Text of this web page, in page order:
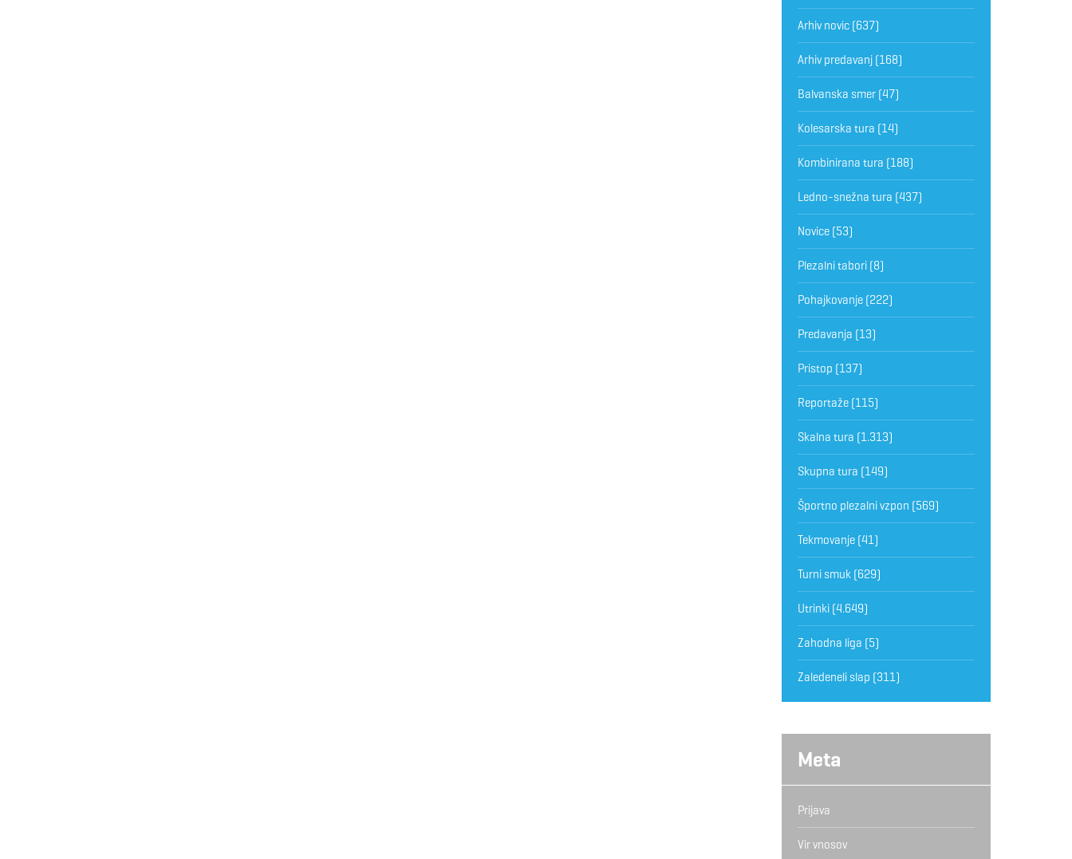
Arhiv novic(637)
Arhiv predavanj(168)
Balvanska smer(47)
Kolesarska tura (14)
Kombinirana tura (188)
Ledno-snežna tura (437)
Novice(53)
Plezalni tabori(8)
Pohajkovanje(222)
Predavanja (13)
Pristop (137)
Reportaže(115)
Skalna tura (1.313)
Skupna tura (149)
Športno plezalni vzpon (569)
Tekmovanje(41)
Turni smuk(629)
Utrinki(4.649)
Zahodna liga (5)
Zaledeneli slap (311)
Meta
Prijava
Vir vnosov